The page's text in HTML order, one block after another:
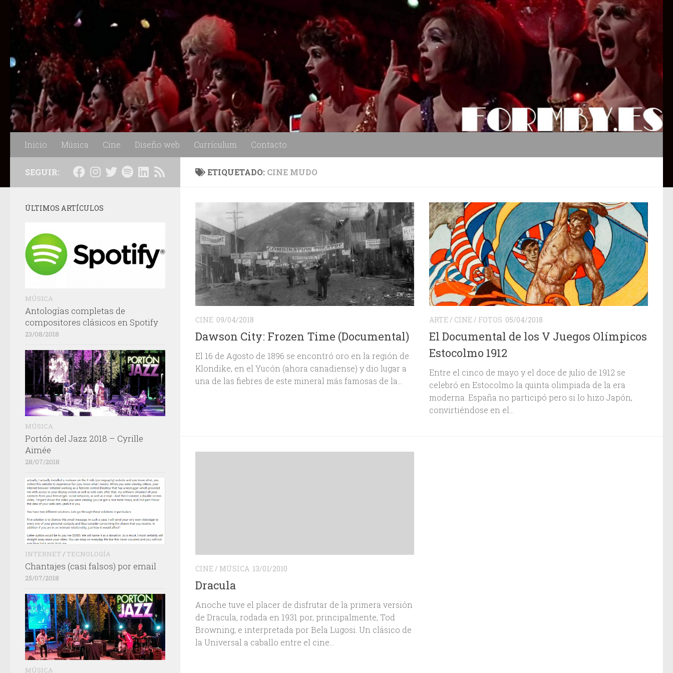
Saltar al contenido
Inicio Música Cine Diseño web Currículum Contacto
ETIQUETADO: CINE MUDO
CINE 09/04/2018
Dawson City: Frozen Time (Documental)
El 16 de Agosto de 1896 se encontró oro en la región de
Klondike, en el Yucón (ahora canadiense) y dio lugar a
una de las fiebres de este mineral más famosas de la...
ARTE / CINE / FOTOS 05/04/2018
El Documental de los V Juegos Olímpicos
Estocolmo 1912
Entre el cinco de mayo y el doce de julio de 1912 se
celebró en Estocolmo la quinta olimpiada de la era
moderna. España no participó pero si lo hizo Japón,
convirtiéndose en el...
CINE / MÚSICA 13/01/2010
Dracula
Anoche tuve el placer de disfrutar de la primera versión
de Dracula, rodada en 1931 por, principalmente, Tod
Browning, e interpretada por Bela Lugosi. Un clásico de
la Universal a caballo entre el cine...
SEGUIR:
ÚLTIMOS ARTÍCULOS
MÚSICA
Antologías completas de
compositores clásicos en Spotify
23/08/2018
MÚSICA
Portón del Jazz 2018 – Cyrille
Aimée
28/07/2018
INTERNET / TECNOLOGÍA
Chantajes (casi falsos) por email
25/07/2018
MÚSICA